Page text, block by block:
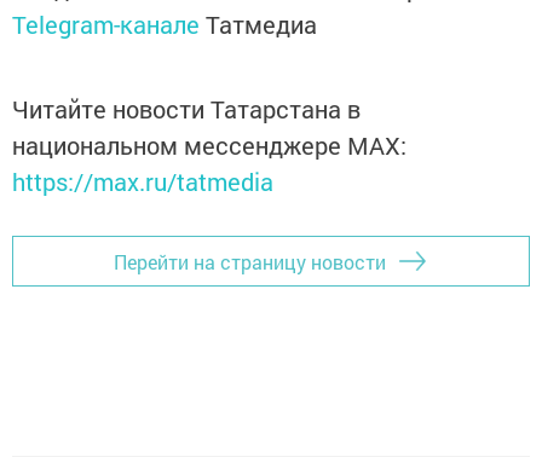
Telegram-канале Татмедиа
Читайте новости Татарстана в
национальном мессенджере MАХ:
https://max.ru/tatmedia
Перейти на страницу новости